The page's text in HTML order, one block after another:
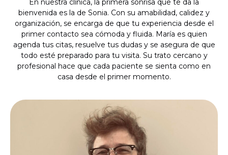
En nuestra clínica, la primera sonrisa que te da la
bienvenida es la de Sonia. Con su amabilidad, calidez y
organización, se encarga de que tu experiencia desde el
primer contacto sea cómoda y fluida. María es quien
agenda tus citas, resuelve tus dudas y se asegura de que
todo esté preparado para tu visita. Su trato cercano y
profesional hace que cada paciente se sienta como en
casa desde el primer momento.